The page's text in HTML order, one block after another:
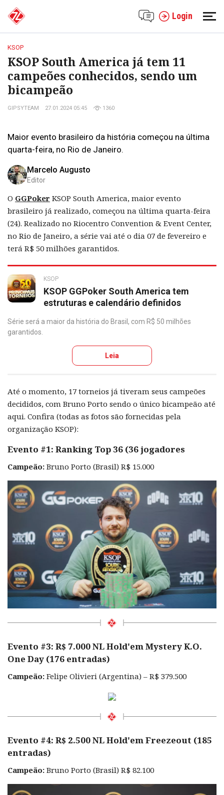
Login
KSOP
KSOP South America já tem 11
campeões conhecidos, sendo um
bicampeão
GIPSYTEAM 27.01.2024 05:45 1360
Maior evento brasileiro da história começou na última
quarta-feira, no Rio de Janeiro.
Marcelo Augusto
Editor
O GGPoker KSOP South America, maior evento
brasileiro já realizado, começou na última quarta-feira
(24). Realizado no Riocentro Convention & Event Center,
no Rio de Janeiro, a série vai até o dia 07 de fevereiro e
terá R$ 50 milhões garantidos.
KSOP
KSOP GGPoker South America tem
estruturas e calendário definidos
Série será a maior da história do Brasil, com R$ 50 milhões
garantidos.
Leia
Até o momento, 17 torneios já tiveram seus campeões
decididos, com Bruno Porto sendo o único bicampeão até
aqui. Confira (todas as fotos são fornecidas pela
organização KSOP):
Evento #1: Ranking Top 36 (36 jogadores
Campeão: Bruno Porto (Brasil) R$ 15.000
Evento #3: R$ 7.000 NL Hold'em Mystery K.O.
One Day (176 entradas)
Campeão: Felipe Olivieri (Argentina) – R$ 379.500
Evento #4: R$ 2.500 NL Hold'em Freezeout (185
entradas)
Campeão: Bruno Porto (Brasil) R$ 82.100